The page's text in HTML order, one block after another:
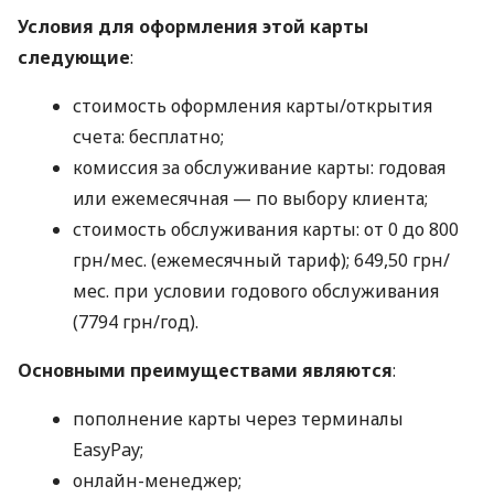
Условия для оформления этой карты
следующие:
стоимость оформления карты/открытия
счета: бесплатно;
комиссия за обслуживание карты: годовая
или ежемесячная — по выбору клиента;
стоимость обслуживания карты: от 0 до 800
грн/мес. (ежемесячный тариф); 649,50 грн/
мес. при условии годового обслуживания
(7794 грн/год).
Основными преимуществами являются:
пополнение карты через терминалы
EasyPay;
онлайн-менеджер;